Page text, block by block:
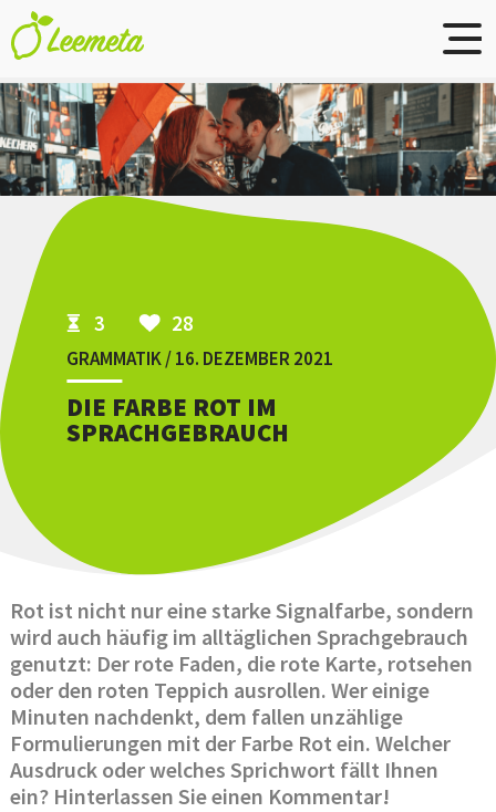
Skip to main content
3 28
GRAMMATIK / 16. DEZEMBER 2021
DIE FARBE ROT IM
SPRACHGEBRAUCH
Rot ist nicht nur eine starke Signalfarbe, sondern
wird auch häufig im alltäglichen Sprachgebrauch
genutzt: Der rote Faden, die rote Karte, rotsehen
oder den roten Teppich ausrollen. Wer einige
Minuten nachdenkt, dem fallen unzählige
Formulierungen mit der Farbe Rot ein. Welcher
Ausdruck oder welches Sprichwort fällt Ihnen
ein? Hinterlassen Sie einen Kommentar!